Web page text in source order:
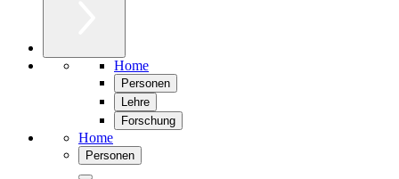
Home
Personen
Lehre
Forschung
Home
Personen